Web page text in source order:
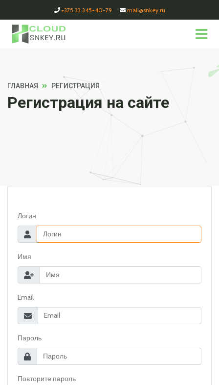
+375 33 345-40-79 mail@snkey.ru
ГЛАВНАЯ РЕГИСТРАЦИЯ
Регистрация на сайте
Логин
Имя
Email
Пароль
Повторите пароль